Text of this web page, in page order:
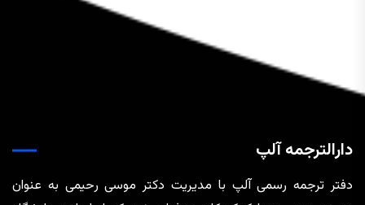
دارالترجمه آلپ
دفتر ترجمه رسمی آلپ با مدیریت دکتر موسی رحیمی به عنوان